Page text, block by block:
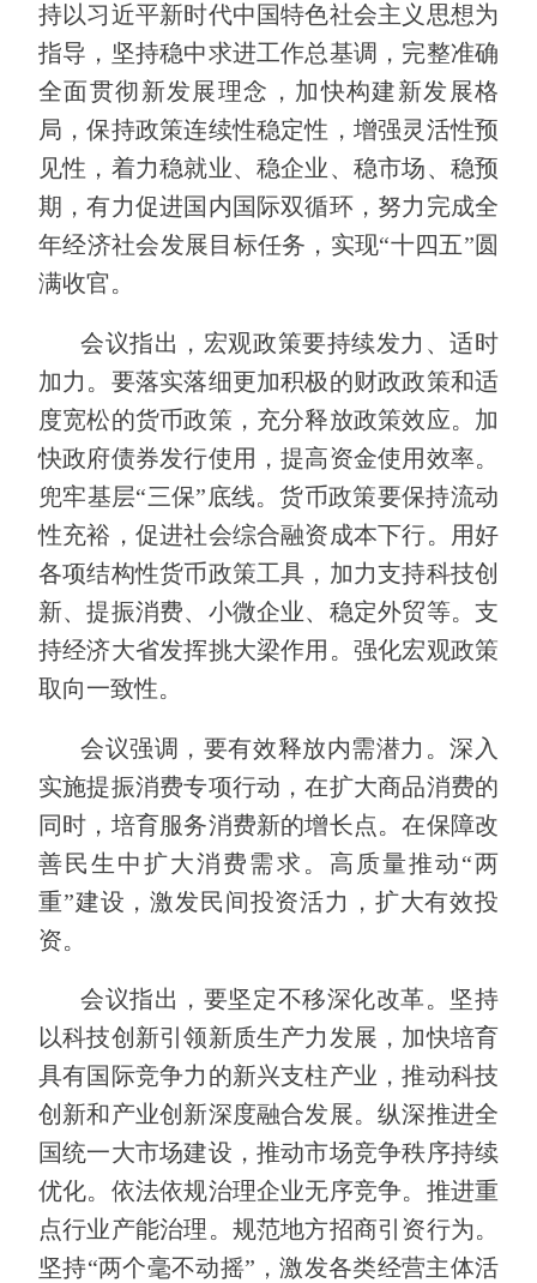
持以习近平新时代中国特色社会主义思想为
指导，坚持稳中求进工作总基调，完整准确
全面贯彻新发展理念，加快构建新发展格
局，保持政策连续性稳定性，增强灵活性预
见性，着力稳就业、稳企业、稳市场、稳预
期，有力促进国内国际双循环，努力完成全
年经济社会发展目标任务，实现“十四五”圆
满收官。
会议指出，宏观政策要持续发力、适时
加力。要落实落细更加积极的财政政策和适
度宽松的货币政策，充分释放政策效应。加
快政府债券发行使用，提高资金使用效率。
兜牢基层“三保”底线。货币政策要保持流动
性充裕，促进社会综合融资成本下行。用好
各项结构性货币政策工具，加力支持科技创
新、提振消费、小微企业、稳定外贸等。支
持经济大省发挥挑大梁作用。强化宏观政策
取向一致性。
会议强调，要有效释放内需潜力。深入
实施提振消费专项行动，在扩大商品消费的
同时，培育服务消费新的增长点。在保障改
善民生中扩大消费需求。高质量推动“两
重”建设，激发民间投资活力，扩大有效投
资。
会议指出，要坚定不移深化改革。坚持
以科技创新引领新质生产力发展，加快培育
具有国际竞争力的新兴支柱产业，推动科技
创新和产业创新深度融合发展。纵深推进全
国统一大市场建设，推动市场竞争秩序持续
优化。依法依规治理企业无序竞争。推进重
点行业产能治理。规范地方招商引资行为。
坚持“两个毫不动摇”，激发各类经营主体活